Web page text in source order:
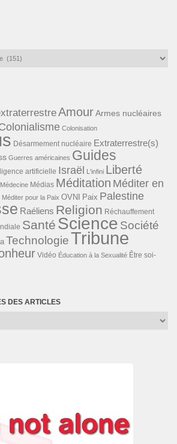
AmourArmes nucléaires
Colonisation
Désarmement nucléaire Extraterrestre(s)
Guerres américaines Guides
artificielle Israël L'infini Liberté
Médecine Médias Méditation Méditer en
Méditer pour la Paix OVNI Paix Palestine
Raéliens Religion Réchauffement
Santé Science Société
TechnologieTribune
Vidéo Éducation à la Sexualité Être soi-
DES ARTICLES